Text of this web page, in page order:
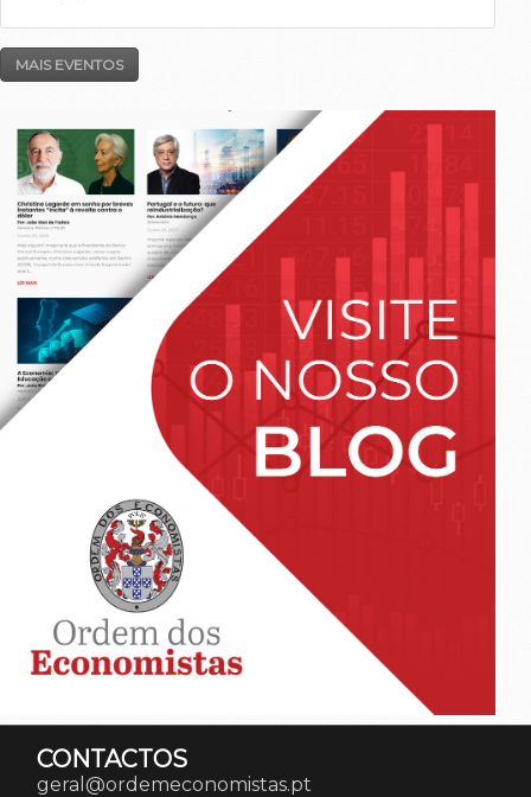
MAIS EVENTOS
CONTACTOS
geral@ordemeconomistas.pt